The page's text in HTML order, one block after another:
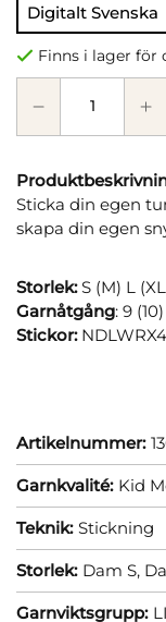
Digitalt Svenska
Finns i lager för
Sticka din egen
skapa din egen
Storlek:S (M) L
Garnåtgång: 9
Stickor:
Artikelnummer:
Garnkvalité: Kid
Teknik: Stickning
Storlek: Dam S,
Garnviktsgrupp: